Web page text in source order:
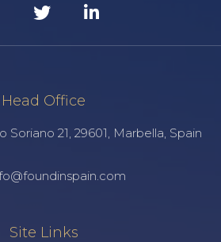
Head Office
Soriano 21, 29601, Marbella, Spain
Site Links